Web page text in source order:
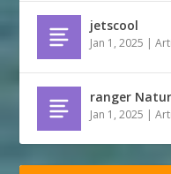
jetscool
Jan 1, 2025 |
ranger
Jan 1, 2025 |